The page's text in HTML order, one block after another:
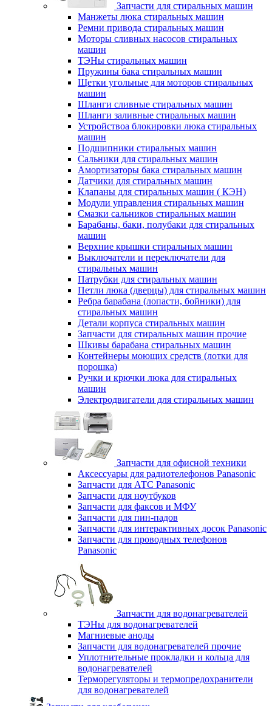
Запчасти для стиральных машин
Манжеты люка стиральных машин
Ремни привода стиральных машин
Моторы сливных насосов стиральных
машин
ТЭНы стиральных машин
Пружины бака стиральных машин
Щетки угольные для моторов стиральных
машин
Шланги сливные стиральных машин
Шланги заливные стиральных машин
Устройствоа блокировки люка стиральных
машин
Подшипники стиральных машин
Сальники для стиральных машин
Амортизаторы бака стиральных машин
Датчики для стиральных машин
Клапаны для стиральных машин ( КЭН)
Модули управления стиральных машин
Смазки сальников стиральных машин
Барабаны, баки, полубаки для стиральных
машин
Верхние крышки стиральных машин
Выключатели и переключатели для
стиральных машин
Патрубки для стиральных машин
Петли люка (дверцы) для стиральных машин
Ребра барабана (лопасти, бойники) для
стиральных машин
Детали корпуса стиральных машин
Запчасти для стиральных машин прочие
Шкивы барабана стиральных машин
Контейнеры моющих средств (лотки для
порошка)
Ручки и крючки люка для стиральных
машин
Электродвигатели для стиральных машин
Запчасти для офисной техники
Аксессуары для радиотелефонов Panasonic
Запчасти для АТС Panasonic
Запчасти для ноутбуков
Запчасти для факсов и МФУ
Запчасти для пин-падов
Запчасти для интерактивных досок Panasonic
Запчасти для проводных телефонов
Panasonic
Запчасти для водонагревателей
ТЭНы для водонагревателей
Магниевые аноды
Запчасти для водонагревателей прочие
Уплотнительные прокладки и кольца для
водонагревателей
Терморегуляторы и термопредохранители
для водонагревателей